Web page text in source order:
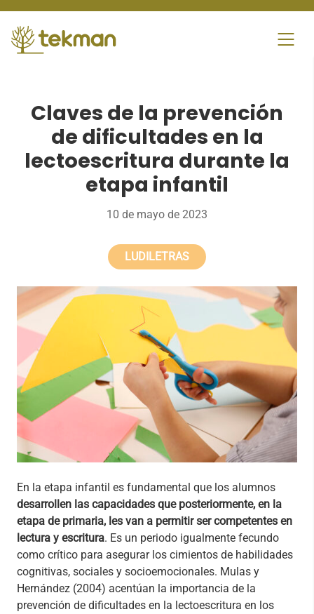
content
Claves de la prevención
de dificultades en la
lectoescritura durante la
etapa infantil
10 de mayo de 2023
LUDILETRAS
En la etapa infantil es fundamental que los alumnos
desarrollen las capacidades que posteriormente, en la
etapa de primaria, les van a permitir ser competentes en
lectura y escritura. Es un periodo igualmente fecundo
como crítico para asegurar los cimientos de habilidades
cognitivas, sociales y socioemocionales. Mulas y
Hernández (2004) acentúan la importancia de la
prevención de dificultades en la lectoescritura en los